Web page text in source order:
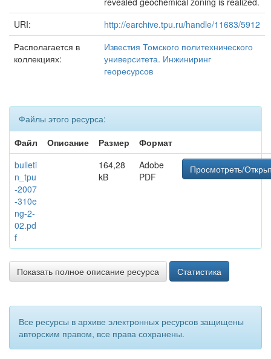
URI:
http://earchive.tpu.ru/handle/11683/5912
Располагается в
коллекциях:
Известия Томского политехнического
университета. Инжиниринг
георесурсов
Файлы этого ресурса:
Файл
Описание Размер
Формат
bulleti
n_tpu
-2007
-310e
ng-2-
02.pd
f
164,28
kB
Adobe
PDF
Просмотреть/
Показать полное описание ресурса Статистика
Все ресурсы в архиве электронных ресурсов защищены
авторским правом, все права сохранены.